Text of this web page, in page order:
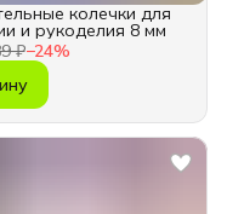
₽−24%
колечки для
и рукоделия 8 мм